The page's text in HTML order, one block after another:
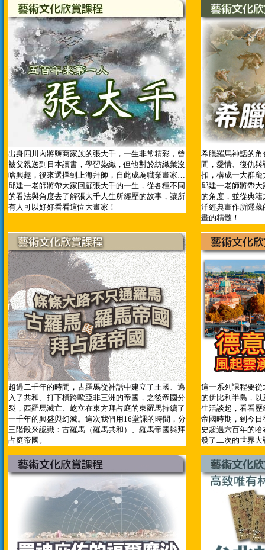
出身四川內將鹽商家族的張大千，一生非常精彩，曾
被父親送到日本讀書，學習染織，但他對於紡織業沒
啥興趣，後來選擇到上海拜師，自此成為職業畫家…
邱建一老師將帶大家回顧張大千的一生，從各種不同
的看法與角度去了解張大千人生所經歷的故事，讓所
有人可以好好看看這位大畫家！
希臘羅馬神話的
間，愛情、復仇
扣，構成一大群
邱建一老師將帶
的角度，並從典
洋經典畫作所隱
畫的精髓！
超過二千年的時間，古羅馬從神話中建立了王國、邁
入了共和、打下橫跨歐亞非三洲的帝國，之後帝國分
裂，西羅馬滅亡、屹立在東方拜占庭的東羅馬持續了
一千年的興盛與幻滅。這次我們用16堂課的時間，分
三階段來認識：古羅馬（羅馬共和）、羅馬帝國與拜
占庭帝國。
這一系列課程要
的伊比利半島，
生活談起，看看
帝國時期，到今
史超過六百年的
發了二次的世界